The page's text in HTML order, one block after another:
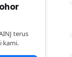
terus
kami.